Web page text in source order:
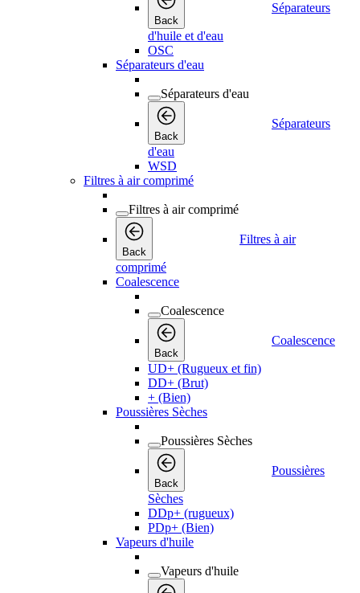
Back
Séparateurs
d'huile et d'eau
OSC
Séparateurs d'eau
Séparateurs d'eau
Back
Séparateurs
d'eau
WSD
Filtres à air comprimé
Filtres à air comprimé
Back
Filtres à air
comprimé
Coalescence
Coalescence
Back
Coalescence
UD+ (Rugueux et fin)
DD+ (Brut)
+ (Bien)
Poussières Sèches
Poussières Sèches
Back
Poussières
Sèches
DDp+ (rugueux)
PDp+ (Bien)
Vapeurs d'huile
Vapeurs d'huile